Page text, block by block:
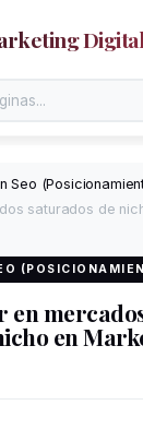
Seo
saturados de
en
en